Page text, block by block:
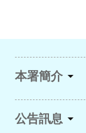
本署簡介
公告訊息